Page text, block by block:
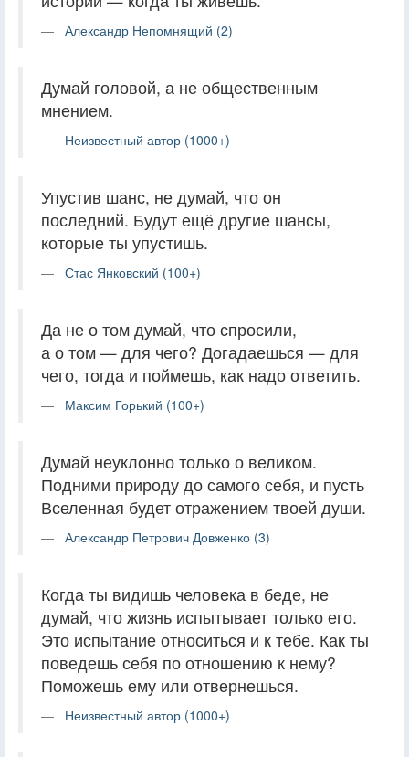
Александр Непомнящий (2)
Думай головой, а не общественным
мнением.
Неизвестный автор (1000+)
Упустив шанс, не думай, что он
последний. Будут ещё другие шансы,
которые ты упустишь.
Стас Янковский (100+)
Да не о том думай, что спросили,
а о том — для чего? Догадаешься — для
чего, тогда и поймешь, как надо ответить.
Максим Горький (100+)
Думай неуклонно только о великом.
Подними природу до самого себя, и пусть
Вселенная будет отражением твоей души.
Александр Петрович Довженко (3)
Когда ты видишь человека в беде, не
думай, что жизнь испытывает только его.
Это испытание относиться и к тебе. Как ты
поведешь себя по отношению к нему?
Поможешь ему или отвернешься.
Неизвестный автор (1000+)